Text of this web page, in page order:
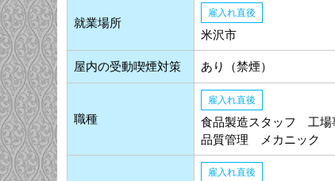
就業場所
雇入れ直後
米沢市
屋内の受動喫煙対策 あり（禁煙）
職種
雇入れ直後
食品製造スタッフ 工場
品質管理 メカニック
雇入れ直後